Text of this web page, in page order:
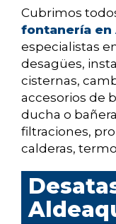
Cubrimos
fontanería en
especialistas
desagües,
cisternas,
accesorios de
ducha o
filtraciones,
calderas,